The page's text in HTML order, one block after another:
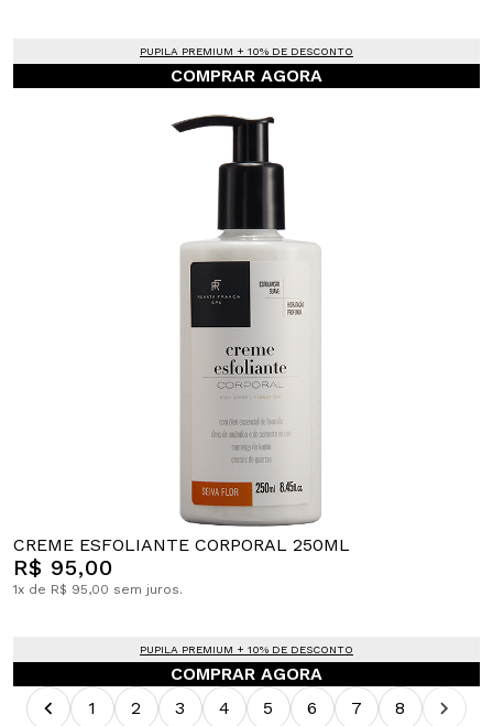
PUPILA PREMIUM + 10% DE DESCONTO
COMPRAR AGORA
CREME ESFOLIANTE CORPORAL 250ML
R$ 95,00
1x de R$ 95,00 sem juros.
PUPILA PREMIUM + 10% DE DESCONTO
COMPRAR AGORA
1
2 3 4 5 6 7 8